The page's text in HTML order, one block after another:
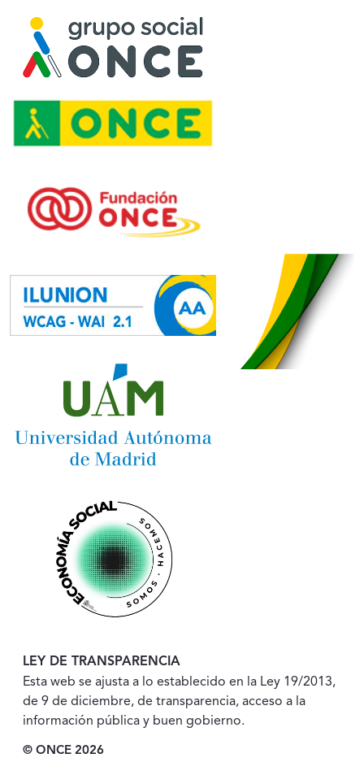
LEY DE TRANSPARENCIA
Esta web se ajusta a lo establecido en la Ley 19/2013,
de 9 de diciembre, de transparencia, acceso a la
información pública y buen gobierno.
© ONCE 2026